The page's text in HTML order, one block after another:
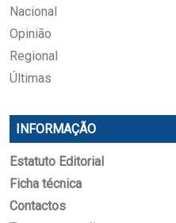
Nacional
Opinião
Regional
Últimas
INFORMAÇÃO
Estatuto Editorial
Ficha técnica
Contactos